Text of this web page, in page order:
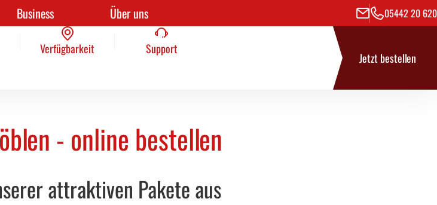
Business Über uns
05442 20 620
Verfügbarkeit Support
Verfügbarkeit Support
Presse
Jetzt bestellen
- online bestellen
attraktiven Pakete aus